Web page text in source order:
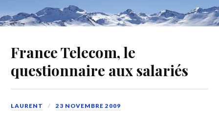
France Telecom, le
questionnaire aux salariés
LAURENT 23 NOVEMBRE 2009